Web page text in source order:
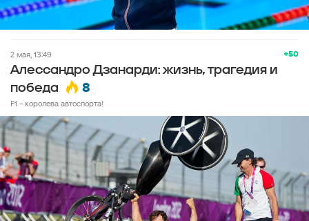
+50
2 мая, 13:49
Алессандро Дзанарди: жизнь, трагедия и
победа
8
F1 - королева автоспорта!